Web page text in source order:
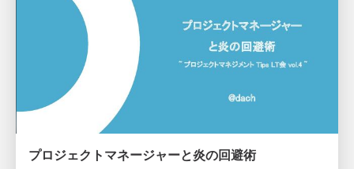
プロジェクトマネージャーと炎の回避術